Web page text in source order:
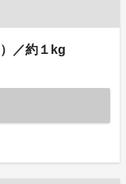
／約１kg